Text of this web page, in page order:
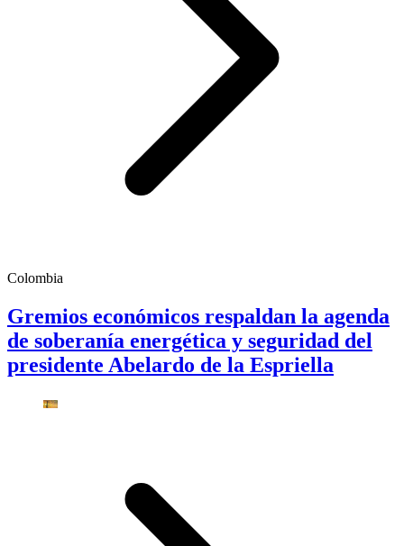
Colombia
Gremios económicos respaldan la agenda
de soberanía energética y seguridad del
presidente Abelardo de la Espriella